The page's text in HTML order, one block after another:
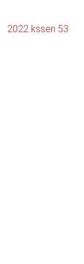
2022 kssen 53